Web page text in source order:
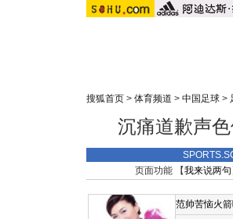
搜狐首页 > 体育频道 > 中国足球 >
沉痛道歉声
页面功能 【我来说两句
范帅苦恼火